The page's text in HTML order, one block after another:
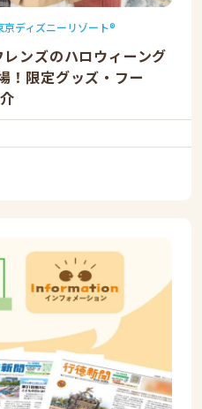
京ディズニーリゾート®
レンズのハロウィーング
！限定グッズ・フー